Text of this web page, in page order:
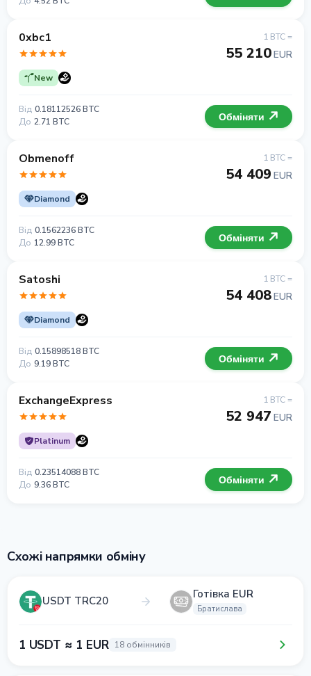
0xbc1
New
1 BTC =
55 210EUR
Від 0.18112526 BTC
До 2.71 BTC Обміняти
Obmenoff
Diamond
1 BTC =
54 409 EUR
Від 0.1562236 BTC
До 12.99 BTC Обміняти
Satoshi
Diamond
1 BTC =
54 408EUR
Від 0.15898518 BTC
До 9.19 BTC Обміняти
ExchangeExpress
Platinum
1 BTC =
52 947 EUR
Від 0.23514088 BTC
До 9.36 BTC Обміняти
Схожі напрямки обміну
USDT TRC20 Готівка EUR
Братислава
1 USDT ≈ 1 EUR 18 обмінників